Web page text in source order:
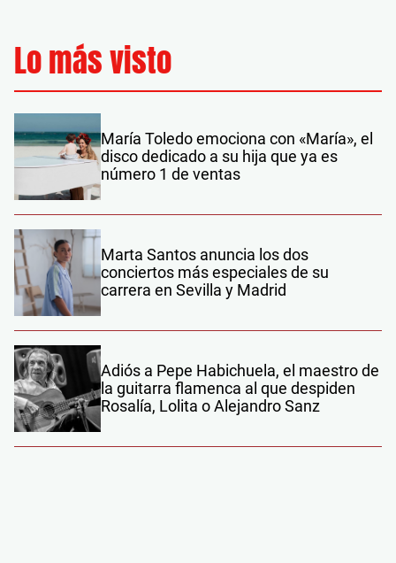
Lo más visto
María Toledo emociona con «María», el
disco dedicado a su hija que ya es
número 1 de ventas
Marta Santos anuncia los dos
conciertos más especiales de su
carrera en Sevilla y Madrid
Adiós a Pepe Habichuela, el maestro de
la guitarra flamenca al que despiden
Rosalía, Lolita o Alejandro Sanz